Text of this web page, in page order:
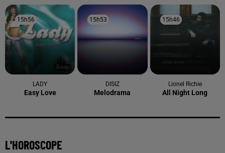
15h56
15h56
LADY
Easy Love
15h53
15h53
DISIZ
Melodrama
15h46
15h46
Lionel Richie
All Night Long
L'HOROSCOPE